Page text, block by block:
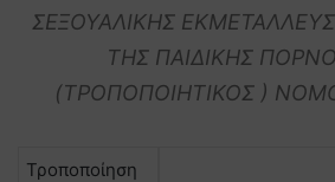
ΣΕΞΟΥΑΛΙΚΗΣ
ΤΗΣ ΠΑΙΔΙΚΗΣ
(ΤΡΟΠΟΠΟΙΗΤΙΚΟΣ )
Τροποποίηση